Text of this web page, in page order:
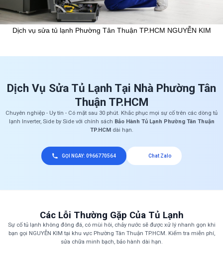
Dịch vụ sửa tủ lạnh Phường Tân Thuận TP.HCM NGUYỄN KIM
Dịch Vụ Sửa Tủ Lạnh Tại Nhà Phường Tân
Thuận TP.HCM
Chuyên nghiệp - Uy tín - Có mặt sau 30 phút. Khắc phục mọi sự cố trên các dòng tủ
lạnh Inverter, Side by Side với chính sách Bảo Hành Tủ Lạnh Phường Tân Thuận
TP.HCM dài hạn.
GỌI NGAY: 0966770564 Chat Zalo
Các Lỗi Thường Gặp Của Tủ Lạnh
Sự cố tủ lạnh không đông đá, có mùi hôi, chảy nước sẽ được xử lý nhanh gọn khi
bạn gọi NGUYỄN KIM tại khu vực Phường Tân Thuận TP.HCM. Kiểm tra miễn phí,
sửa chữa minh bạch, bảo hành dài hạn.